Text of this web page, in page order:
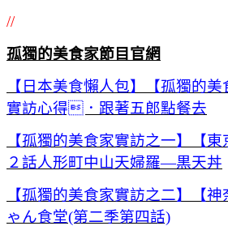
//
孤獨的美食家節目官網
【日本美食懶人包】【孤獨的
實訪心得．跟著五郎點餐去
【孤獨的美食家實訪之一】【
２話人形町中山天婦羅—黒天丼
【孤獨的美食家實訪之二】【
ゃん食堂(第二季第四話)